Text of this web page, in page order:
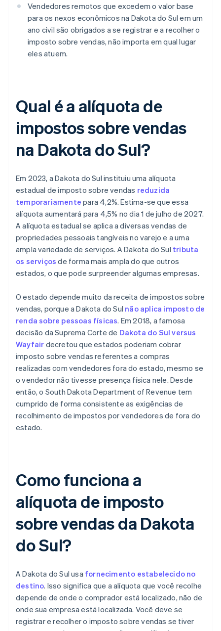
Vendedores remotos que excedem o valor base
para os nexos econômicos na Dakota do Sul em um
ano civil são obrigados a se registrar e a recolher o
imposto sobre vendas, não importa em qual lugar
eles atuem.
Qual é a alíquota de
impostos sobre vendas
na Dakota do Sul?
Em 2023, a Dakota do Sul instituiu uma alíquota
estadual de imposto sobre vendas reduzida
temporariamente para 4,2%. Estima-se que essa
alíquota aumentará para 4,5% no dia 1 de julho de 2027.
A alíquota estadual se aplica a diversas vendas de
propriedades pessoais tangíveis no varejo e a uma
ampla variedade de serviços. A Dakota do Sul tributa
os serviços de forma mais ampla do que outros
estados, o que pode surpreender algumas empresas.
O estado depende muito da receita de impostos sobre
vendas, porque a Dakota do Sul não aplica imposto de
renda sobre pessoas físicas. Em 2018, a famosa
decisão da Suprema Corte de Dakota do Sul versus
Wayfair decretou que estados poderiam cobrar
imposto sobre vendas referentes a compras
realizadas com vendedores fora do estado, mesmo se
o vendedor não tivesse presença física nele. Desde
então, o South Dakota Department of Revenue tem
cumprido de forma consistente as exigências de
recolhimento de impostos por vendedores de fora do
estado.
Como funciona a
alíquota de imposto
sobre vendas da Dakota
do Sul?
A Dakota do Sul usa fornecimento estabelecido no
destino. Isso significa que a alíquota que você recolhe
depende de onde o comprador está localizado, não de
onde sua empresa está localizada. Você deve se
registrar e recolher o imposto sobre vendas se tiver